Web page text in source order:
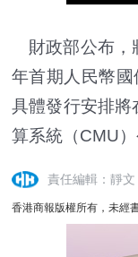
財政部公布，
年首期人民幣國
具體發行安排將
算系統（CMU）
責任編輯：靜文
香港商報版權所有，未經